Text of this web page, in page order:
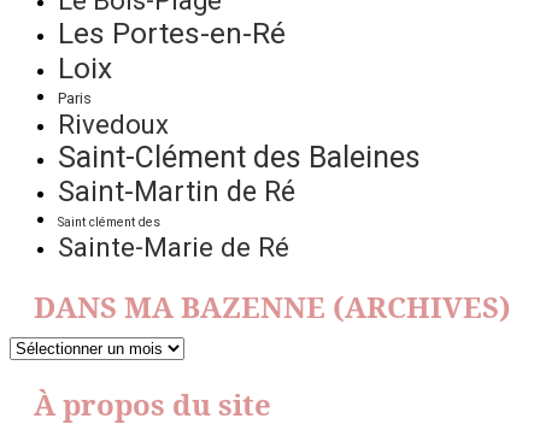
Les Portes-en-Ré
Loix
Paris
Rivedoux
Saint-Clément des Baleines
Saint-Martin de Ré
Saint clément des
Sainte-Marie de Ré
DANS MA BAZENNE (ARCHIVES)
DANS
BAZENNE
(ARCHIVES)
À propos du site